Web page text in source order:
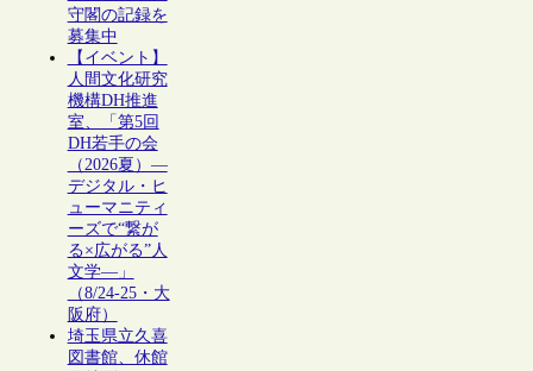
守閣の記録を
募集中
【イベント】
人間文化研究
機構DH推進
室、「第5回
DH若手の会
（2026夏）―
デジタル・ヒ
ューマニティ
ーズで“繋が
る×広がる”人
文学―」
（8/24-25・大
阪府）
埼玉県立久喜
図書館、休館